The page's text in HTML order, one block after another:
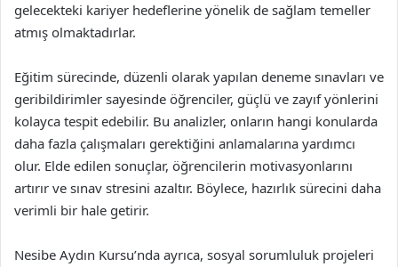
gelecekteki kariyer hedeflerine yönelik de sağlam temeller
atmış olmaktadırlar.
Eğitim sürecinde, düzenli olarak yapılan deneme sınavları ve
geribildirimler sayesinde öğrenciler, güçlü ve zayıf yönlerini
kolayca tespit edebilir. Bu analizler, onların hangi konularda
daha fazla çalışmaları gerektiğini anlamalarına yardımcı
olur. Elde edilen sonuçlar, öğrencilerin motivasyonlarını
artırır ve sınav stresini azaltır. Böylece, hazırlık sürecini daha
verimli bir hale getirir.
Nesibe Aydın Kursu’nda ayrıca, sosyal sorumluluk projeleri